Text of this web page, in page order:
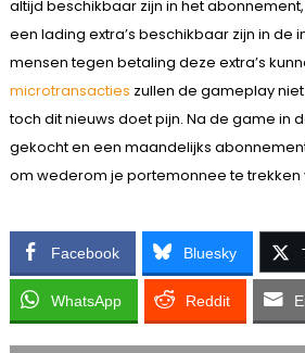
altijd beschikbaar zijn in het
een lading extra’s beschikbaar zijn in de
mensen tegen betaling deze extra’s
microtransacties zullen de gameplay
toch dit nieuws doet pijn. Na de game in
gekocht en een maandelijks
om wederom je portemonnee te trekken
Facebook Bluesky
WhatsApp Reddit